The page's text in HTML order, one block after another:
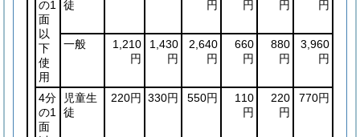
の1
面
以
下
使
用
徒
円
円
円
円
一般
1,210
円
1,430
円
2,640
円
660
円
880
円
3,960
円
4分
の1
面
児童生
徒
220円 330円 550円
110
円
220
円
770円